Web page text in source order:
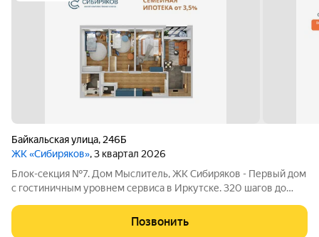
Байкальская улица, 246Б
ЖК «Сибиряков», 3 квартал 2026
Блок-секция №7. Дом Мыслитель, ЖК Сибиряков - Первый дом
с гостиничным уровнем сервиса в Иркутске. 320 шагов до
"Ангара" Планировки площадью от 40 до 156 м2 Самые
большие парадные 307 м2 с живой
Позвонить